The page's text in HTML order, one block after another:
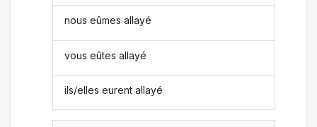
nous eûmes allayé
vous eûtes allayé
ils/elles eurent allayé